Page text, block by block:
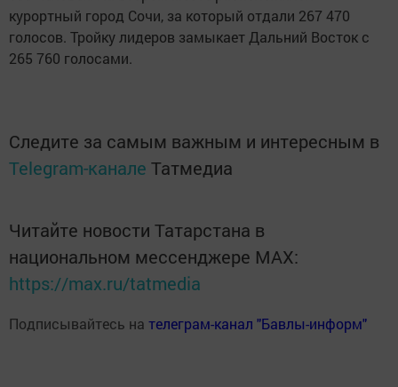
курортный город Сочи, за который отдали 267 470
голосов. Тройку лидеров замыкает Дальний Восток с
265 760 голосами.
Следите за самым важным и интересным в
Telegram-канале Татмедиа
Читайте новости Татарстана в
национальном мессенджере MАХ:
https://max.ru/tatmedia
Подписывайтесь на телеграм-канал "Бавлы-информ"